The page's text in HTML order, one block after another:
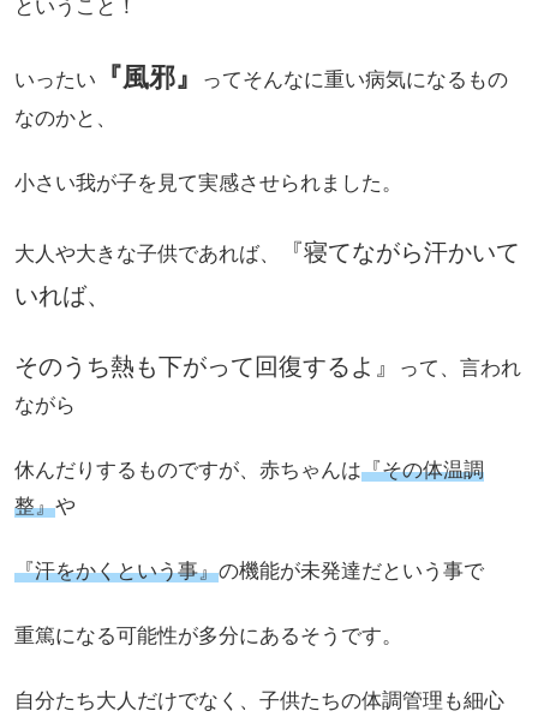
ということ！
いったい 『風邪』
ってそんなに重い病気になるもの
なのかと、
小さい我が子を見て実感させられました。
大人や大きな子供であれば、
『寝てながら汗かいて
いれば、
そのうち熱も下がって回復するよ』
って、言われ
ながら
休んだりするものですが、赤ちゃんは『その体温調
整』や
『汗をかくという事』の機能が未発達だという事で
重篤になる可能性が多分にあるそうです。
自分たち大人だけでなく、子供たちの体調管理も細心